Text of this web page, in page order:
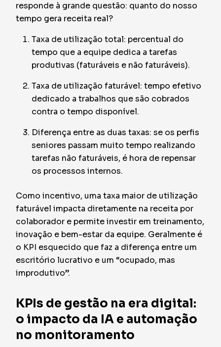
responde à grande questão: quanto do nosso
tempo gera receita real?
Taxa de utilização total: percentual do
tempo que a equipe dedica a tarefas
produtivas (faturáveis e não faturáveis).
Taxa de utilização faturável: tempo efetivo
dedicado a trabalhos que são cobrados
contra o tempo disponível.
Diferença entre as duas taxas: se os perfis
seniores passam muito tempo realizando
tarefas não faturáveis, é hora de repensar
os processos internos.
Como incentivo, uma taxa maior de utilização
faturável impacta diretamente na receita por
colaborador e permite investir em treinamento,
inovação e bem-estar da equipe. Geralmente é
o KPI esquecido que faz a diferença entre um
escritório lucrativo e um “ocupado, mas
improdutivo”.
KPIs de gestão na era digital:
o impacto da IA e automação
no monitoramento